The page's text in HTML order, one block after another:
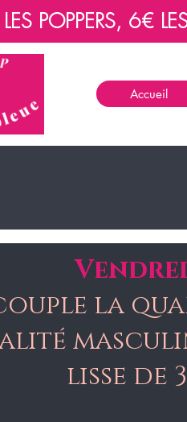
POPPERS, 6€
Accueil
la
lisse de